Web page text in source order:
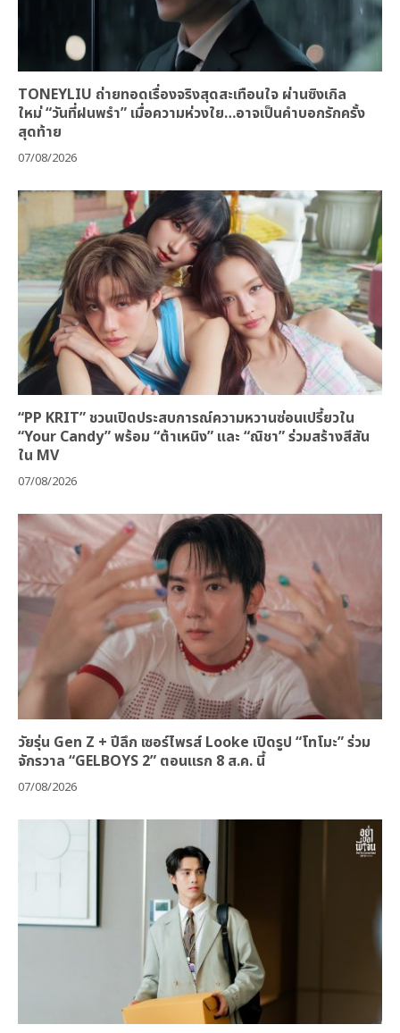
TONEYLIU ถ่ายทอดเรื่องจริงสุดสะเทือนใจ ผ่านซิงเกิล
ใหม่ “วันที่ฝนพรำ” เมื่อความห่วงใย…อาจเป็นคำบอกรักครั้ง
สุดท้าย
07/08/2026
“PP KRIT” ชวนเปิดประสบการณ์ความหวานซ่อนเปรี้ยวใน
“Your Candy” พร้อม “ต้าเหนิง” และ “ณิชา” ร่วมสร้างสีสัน
ใน MV
07/08/2026
วัยรุ่น Gen Z + ปีลึก เซอร์ไพรส์ Looke เปิดรูป “โทโมะ” ร่วม
จักรวาล “GELBOYS 2” ตอนแรก 8 ส.ค. นี้
07/08/2026